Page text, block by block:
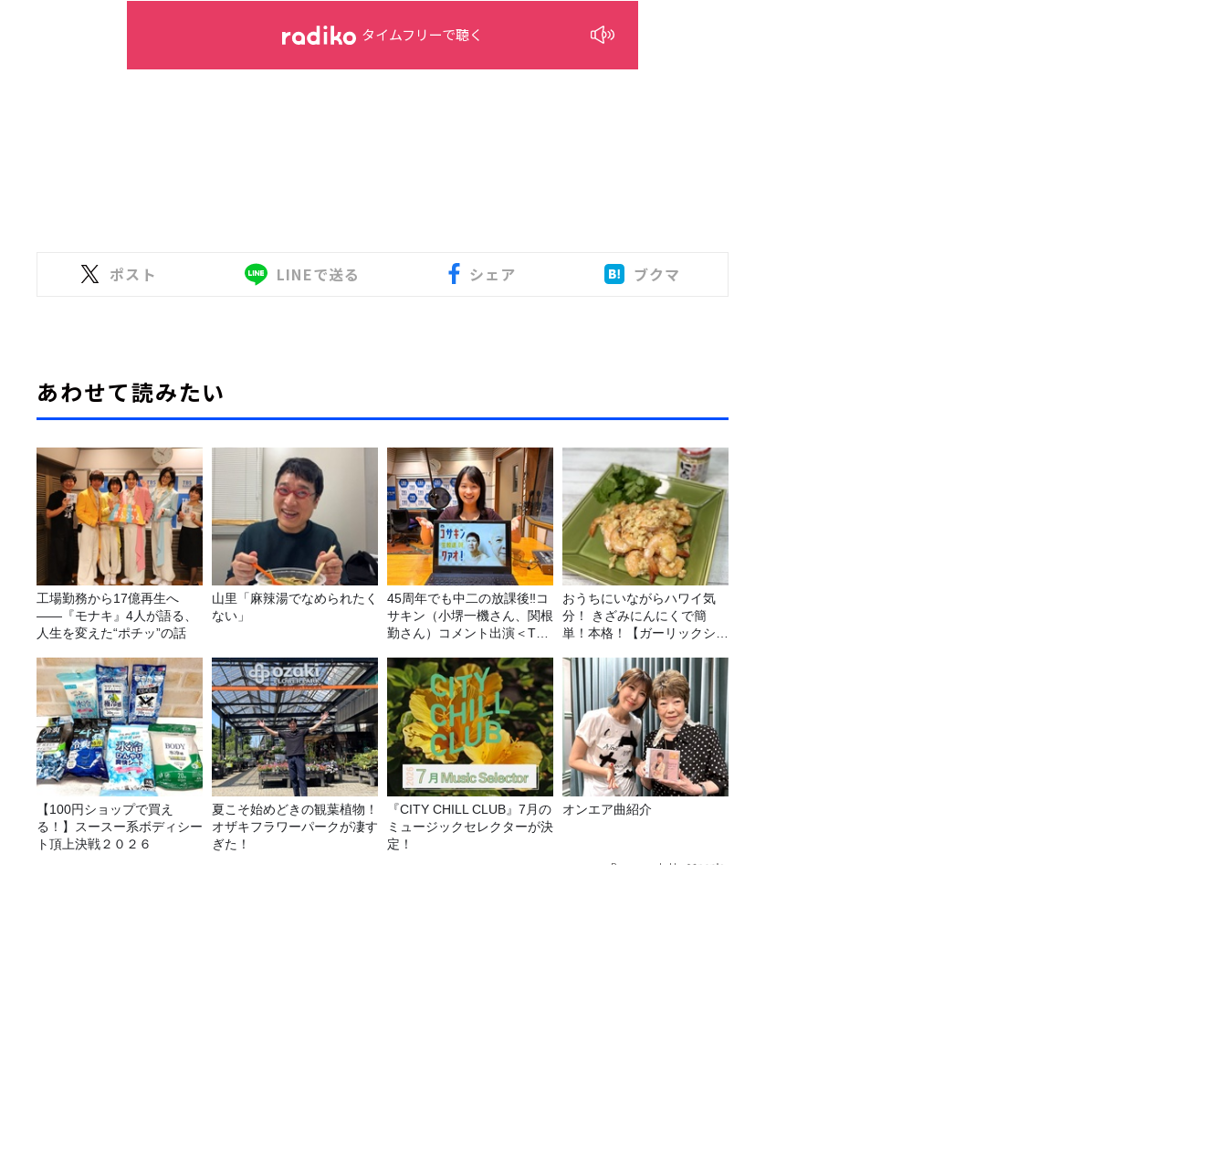
タイムフリーで聴く
ポスト LINEで送る シェア ブクマ
あわせて読みたい
工場勤務から17億再生へ
——『モナキ』4人が語る、
人生を変えた“ポチッ”の話
山里「麻辣湯でなめられたく
ない」
45周年でも中二の放課後‼コ
サキン（小堺一機さん、関根
勤さん）コメント出演＜TBS
告＞
おうちにいながらハワイ気
分！ きざみにんにくで簡
単！本格！【ガーリックシュ
シピ
【100円ショップで買え
る！】スースー系ボディシー
ト頂上決戦２０２６
夏こそ始めどきの観葉植物！
オザキフラワーパークが凄す
ぎた！
『CITY CHILL CLUB』7月の
ミュージックセレクターが決
定！
オンエア曲紹介
Recommended by